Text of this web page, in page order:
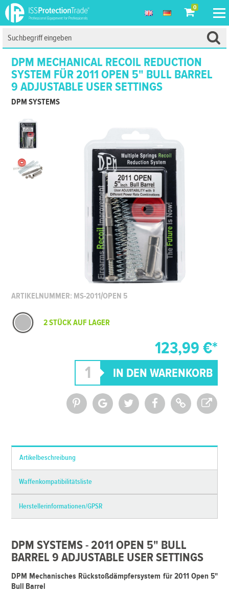
0
DPM MECHANICAL RECOIL REDUCTION
SYSTEM FÜR 2011 OPEN 5" BULL BARREL
9 ADJUSTABLE USER SETTINGS
DPM SYSTEMS
ARTIKELNUMMER: MS-2011/OPEN 5
2 STÜCK AUF LAGER
123,99 €*
Artikelbeschreibung
Waffenkompatibilitätsliste
Herstellerinformationen/GPSR
DPM SYSTEMS - 2011 OPEN 5" BULL
BARREL 9 ADJUSTABLE USER SETTINGS
DPM Mechanisches Rückstoßdämpfersystem für 2011 Open 5"
Bull Barrel